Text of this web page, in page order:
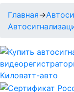
Главная→